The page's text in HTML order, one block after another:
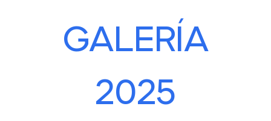
GALERÍA
2025